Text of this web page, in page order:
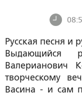
Русская песня и
Выдающийся
Валерианович
творческому
Васина - и сам